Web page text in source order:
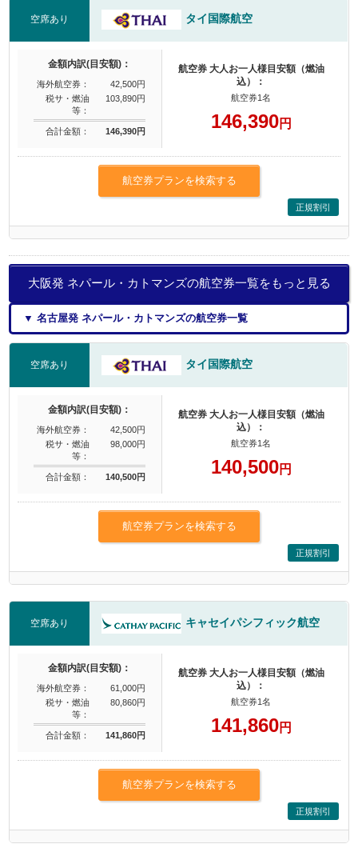
空席あり タイ国際航空
金額内訳(目安額)：
海外航空券：
42,500円
税サ・燃油
等：
103,890円
合計金額： 146,390円
航空券 大人お一人様目安額（燃油
込）：
航空券1名
146,390円
航空券プランを検索する
正規割引
大阪発 ネパール・カトマンズの航空券一覧をもっと見る
▼ 名古屋発 ネパール・カトマンズの航空券一覧
空席あり タイ国際航空
金額内訳(目安額)：
海外航空券：
42,500円
税サ・燃油
等：
98,000円
合計金額： 140,500円
航空券 大人お一人様目安額（燃油
込）：
航空券1名
140,500円
航空券プランを検索する
正規割引
空席あり キャセイパシフィック航空
金額内訳(目安額)：
海外航空券：
61,000円
税サ・燃油
等：
80,860円
合計金額： 141,860円
航空券 大人お一人様目安額（燃油
込）：
航空券1名
141,860円
航空券プランを検索する
正規割引